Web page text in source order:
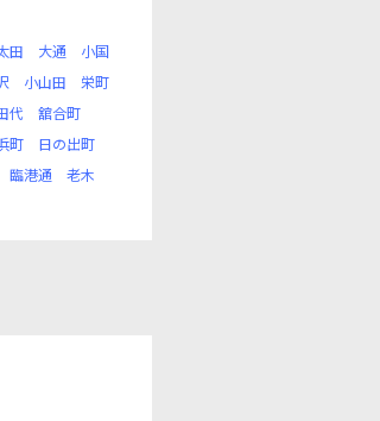
田 大通
小国
小山田
栄町
代
舘合町
町
日の出町
臨港通
老木